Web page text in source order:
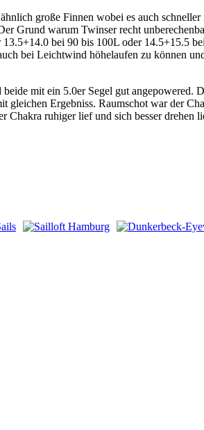
große Finnen wobei es auch
Grund warum Twinser recht
bei 90 bis 100L oder 14.5+15.5
bei Leichtwind höhelaufen zu können
mit ein 5.0er Segel gut
gleichen Ergebniss. Raumschot war der
Chakra ruhiger lief und sich besser drehen